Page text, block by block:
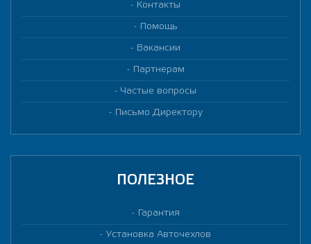
Контакты
Помощь
Вакансии
Партнерам
Частые вопросы
Письмо Директору
ПОЛЕЗНОЕ
Гарантия
Установка Авточехлов